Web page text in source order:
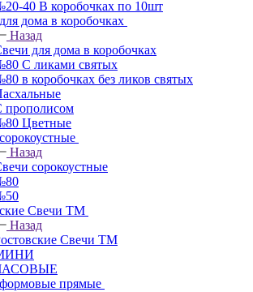
40 В коробочках по 10шт
дома в коробочках
Назад
для дома в коробочках
С ликами святых
в коробочках без ликов святых
прополисом
Цветные
Назад
сорокоустные
Свечи ТМ
Назад
Свечи ТМ
прямые